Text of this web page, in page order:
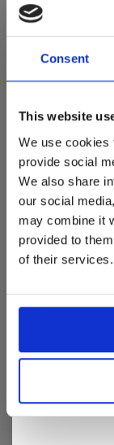
Consent
This website
We use cookies
provide social
We also share
our social
may combine it
provided to
of their services.
Hoogte: 47.5 cm
• • • • •
0 sterren op
De
In onze
merken.
Gelderland,
voordelig
Liever nieuw
Kom langs in
mooiste